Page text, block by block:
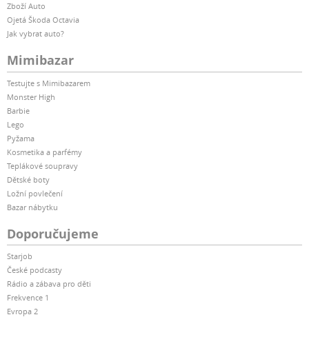
Zboží Auto
Ojetá Škoda Octavia
Jak vybrat auto?
Mimibazar
Testujte s Mimibazarem
Monster High
Barbie
Lego
Pyžama
Kosmetika a parfémy
Teplákové soupravy
Dětské boty
Ložní povlečení
Bazar nábytku
Doporučujeme
Starjob
České podcasty
Rádio a zábava pro děti
Frekvence 1
Evropa 2